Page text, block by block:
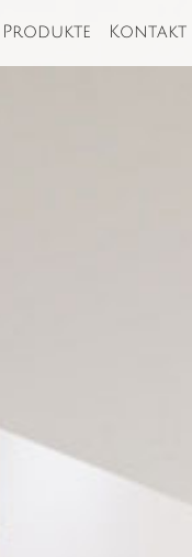
Produkte Kontakt